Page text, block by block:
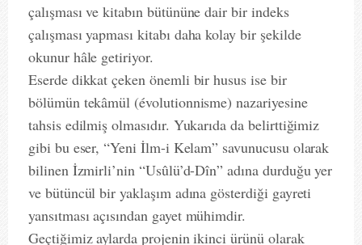
çalışması ve kitabın bütününe dair bir indeks
çalışması yapması kitabı daha kolay bir şekilde
okunur hâle getiriyor.
Eserde dikkat çeken önemli bir husus ise bir
bölümün tekâmül (évolutionnisme) nazariyesine
tahsis edilmiş olmasıdır. Yukarıda da belirttiğimiz
gibi bu eser, “Yeni İlm-i Kelam” savunucusu olarak
bilinen İzmirli’nin “Usûlü’d-Dîn” adına durduğu yer
ve bütüncül bir yaklaşım adına gösterdiği gayreti
yansıtması açısından gayet mühimdir.
Geçtiğimiz aylarda projenin ikinci ürünü olarak